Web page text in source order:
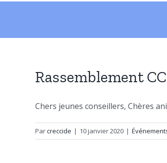
Rassemblement
Chers jeunes conseillers, Chères
Parcreccide | 10 janvier 2020 |